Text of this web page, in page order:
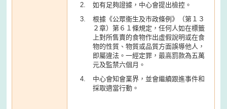
如有足夠證據，中心會提出檢控。
根據《公眾衞生及市政條例》（第１３
２章）第６１條規定，任何人如在標籤
上對所售賣的食物作出虛假說明或在食
物的性質、物質或品質方面誤導他人，
即屬違法。一經定罪，最高罰款為五萬
元及監禁六個月。
中心會知會業界，並會繼續跟進事件和
採取適當行動。